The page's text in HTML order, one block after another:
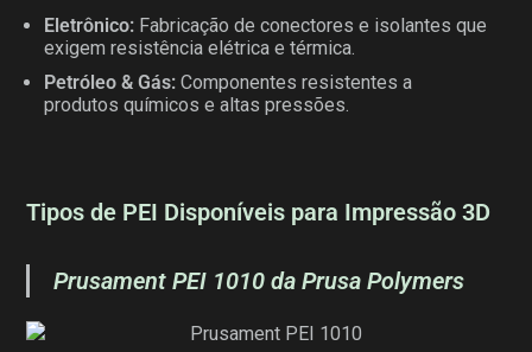
Eletrônico: Fabricação de conectores e isolantes que
exigem resistência elétrica e térmica.
Petróleo & Gás: Componentes resistentes a
produtos químicos e altas pressões.
Tipos de PEI Disponíveis para Impressão 3D
Prusament PEI 1010 da Prusa Polymers